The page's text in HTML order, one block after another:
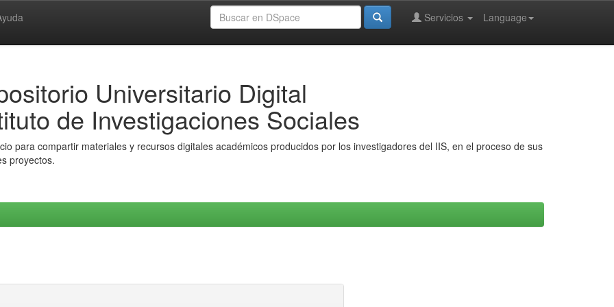
Language
Servicios
Universitario Digital
de Investigaciones Sociales
para compartir materiales y recursos digitales académicos producidos por los investigadores del IIS, en el proceso de sus
proyectos.